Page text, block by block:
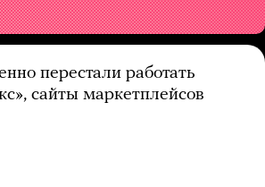
перестали работать
сайты маркетплейсов